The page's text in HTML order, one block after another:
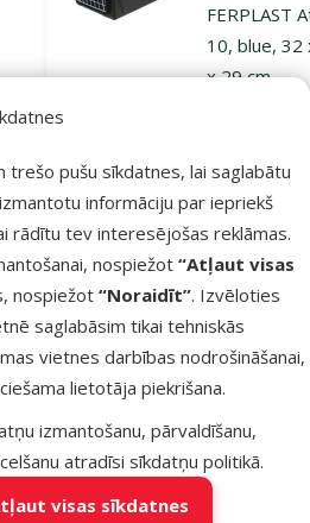
trešo pušu sīkdatnes, lai saglabātu
informāciju par iepriekš
rādītu tev interesējošas reklāmas.
nospiežot “Atļaut visas
nospiežot “Noraidīt”. Izvēloties
saglabāsim tikai tehniskās
vietnes darbības nodrošināšanai,
lietotāja piekrišana.
izmantošanu, pārvaldīšanu,
atradīsi sīkdatņu politikā.
visas sīkdatnes
FERPLAST
10, blue, 32
x 29 cm
visā Latvijā
gatavi palīdzēt.